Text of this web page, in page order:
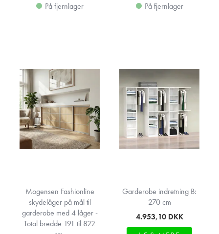
På fjernlager
På fjernlager
Mogensen Fashionline
skydelåger på mål til
garderobe med 4 låger -
Total bredde 191 til 822
Garderobe indretning B:
270 cm
4.953,10 DKK